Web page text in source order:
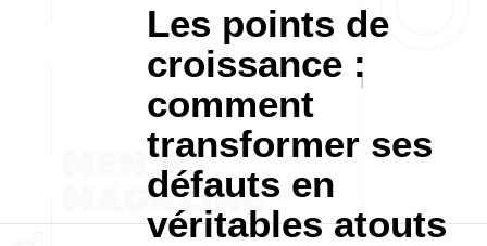
Les points de
croissance :
comment
transformer ses
défauts en
véritables atouts